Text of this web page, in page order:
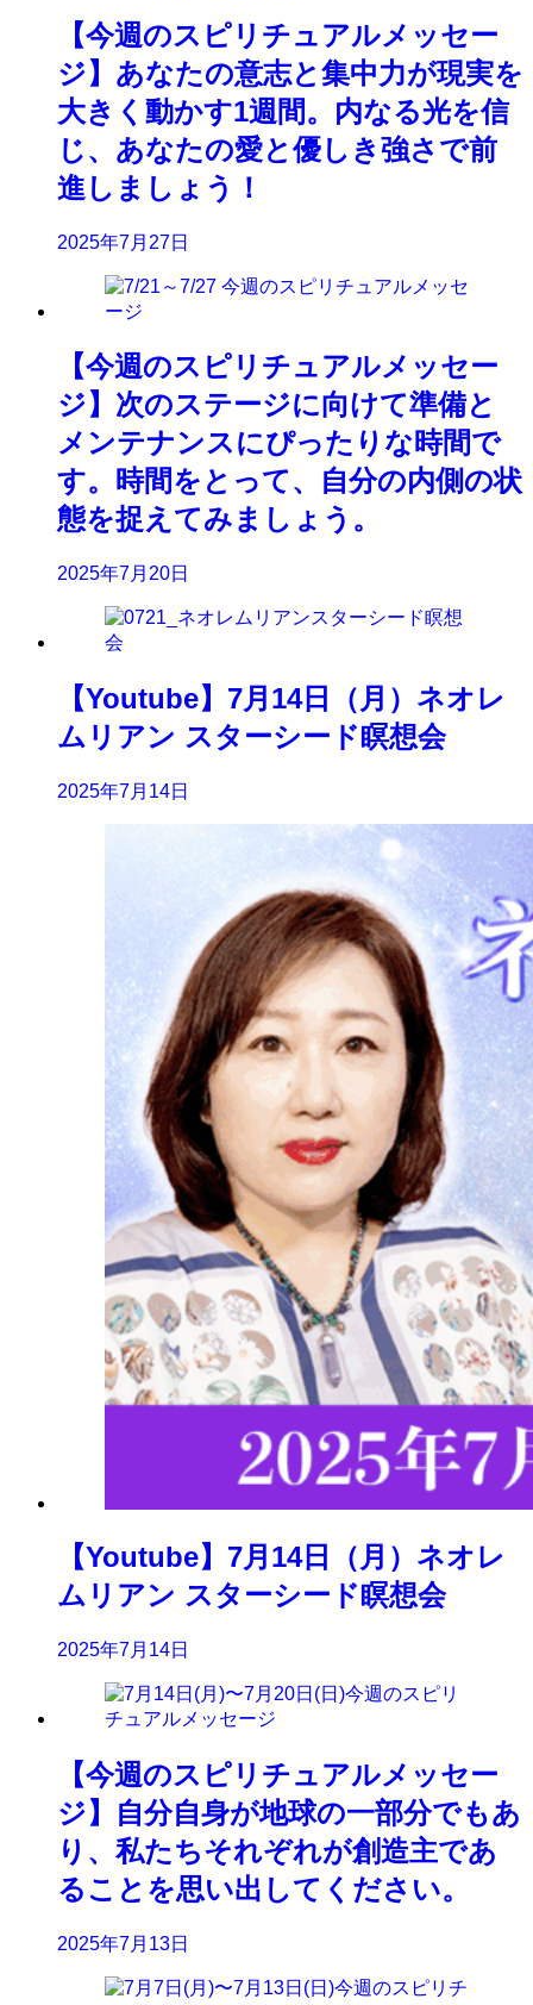
【今週のスピリチュアルメッセー
ジ】あなたの意志と集中力が現実を
大きく動かす1週間。内なる光を信
じ、あなたの愛と優しき強さで前
進しましょう！
2025年7月27日
【今週のスピリチュアルメッセー
ジ】次のステージに向けて準備と
メンテナンスにぴったりな時間で
す。時間をとって、自分の内側の状
態を捉えてみましょう。
2025年7月20日
【Youtube】7月14日（月）ネオレ
ムリアン スターシード瞑想会
2025年7月14日
【Youtube】7月14日（月）ネオレ
ムリアン スターシード瞑想会
2025年7月14日
【今週のスピリチュアルメッセー
ジ】自分自身が地球の一部分でもあ
り、私たちそれぞれが創造主であ
ることを思い出してください。
2025年7月13日